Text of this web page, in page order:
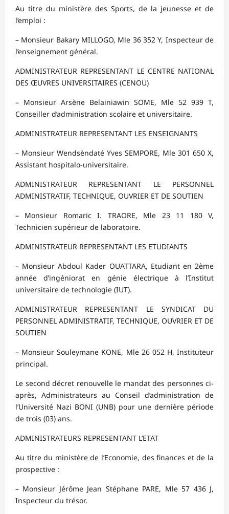
Au titre du ministère des Sports, de la jeunesse et de
l’emploi :
– Monsieur Bakary MILLOGO, Mle 36 352 Y, Inspecteur de
l’enseignement général.
ADMINISTRATEUR REPRESENTANT LE CENTRE NATIONAL
DES ŒUVRES UNIVERSITAIRES (CENOU)
– Monsieur Arsène Belainiawin SOME, Mle 52 939 T,
Conseiller d’administration scolaire et universitaire.
ADMINISTRATEUR REPRESENTANT LES ENSEIGNANTS
– Monsieur Wendsèndaté Yves SEMPORE, Mle 301 650 X,
Assistant hospitalo-universitaire.
ADMINISTRATEUR REPRESENTANT LE PERSONNEL
ADMINISTRATIF, TECHNIQUE, OUVRIER ET DE SOUTIEN
– Monsieur Romaric I. TRAORE, Mle 23 11 180 V,
Technicien supérieur de laboratoire.
ADMINISTRATEUR REPRESENTANT LES ETUDIANTS
– Monsieur Abdoul Kader OUATTARA, Etudiant en 2ème
année d’ingéniorat en génie électrique à l’Institut
universitaire de technologie (IUT).
ADMINISTRATEUR REPRESENTANT LE SYNDICAT DU
PERSONNEL ADMINISTRATIF, TECHNIQUE, OUVRIER ET DE
SOUTIEN
– Monsieur Souleymane KONE, Mle 26 052 H, Instituteur
principal.
Le second décret renouvelle le mandat des personnes ci-
après, Administrateurs au Conseil d’administration de
l’Université Nazi BONI (UNB) pour une dernière période
de trois (03) ans.
ADMINISTRATEURS REPRESENTANT L’ETAT
Au titre du ministère de l’Economie, des finances et de la
prospective :
– Monsieur Jérôme Jean Stéphane PARE, Mle 57 436 J,
Inspecteur du trésor.